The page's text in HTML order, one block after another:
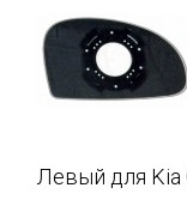
Левый для Kia